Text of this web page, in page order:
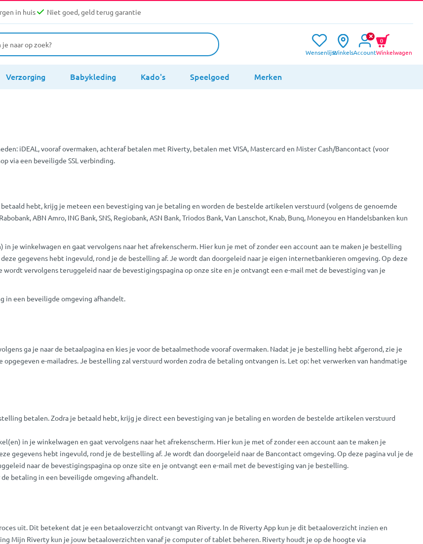
in huis Niet goed, geld terug garantie
WensenlijstWinkelsAccountWinkelwagen
0
Verzorging Babykleding Kado's Speelgoed Merken
iDEAL, vooraf overmaken, achteraf betalen met Riverty, betalen met VISA, Mastercard en Mister Cash/Bancontact (voor
via een beveiligde SSL verbinding.
hebt, krijg je meteen een bevestiging van je betaling en worden de bestelde artikelen verstuurd (volgens de genoemde
ABN Amro, ING Bank, SNS, Regiobank, ASN Bank, Triodos Bank, Van Lanschot, Knab, Bunq, Moneyou en Handelsbanken kun
je winkelwagen en gaat vervolgens naar het afrekenscherm. Hier kun je met of zonder een account aan te maken je bestelling
gegevens hebt ingevuld, rond je de bestelling af. Je wordt dan doorgeleid naar je eigen internetbankieren omgeving. Op deze
vervolgens teruggeleid naar de bevestigingspagina op onze site en je ontvangt een e-mail met de bevestiging van je
in een beveiligde omgeving afhandelt.
ga je naar de betaalpagina en kies je voor de betaalmethode vooraf overmaken. Nadat je je bestelling hebt afgerond, zie je
e-mailadres. Je bestelling zal verstuurd worden zodra de betaling ontvangen is. Let op: het verwerken van handmatige
betalen. Zodra je betaald hebt, krijg je direct een bevestiging van je betaling en worden de bestelde artikelen verstuurd
in je winkelwagen en gaat vervolgens naar het afrekenscherm. Hier kun je met of zonder een account aan te maken je
gegevens hebt ingevuld, rond je de bestelling af. Je wordt dan doorgeleid naar de Bancontact omgeving. Op deze pagina vul je de
naar de bevestigingspagina op onze site en je ontvangt een e-mail met de bevestiging van je bestelling.
betaling in een beveiligde omgeving afhandelt.
uit. Dit betekent dat je een betaaloverzicht ontvangt van Riverty. In de Riverty App kun je dit betaaloverzicht inzien en
Mijn Riverty kun je jouw betaaloverzichten vanaf je computer of tablet beheren. Riverty houdt je op de hoogte via